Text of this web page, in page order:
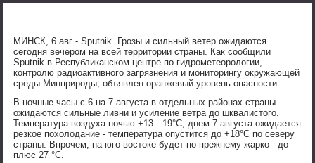
МИНСК, 6 авг - Sputnik. Грозы и сильный ветер ожидаются
сегодня вечером на всей территории страны. Как сообщили
Sputnik в Республиканском центре по гидрометеорологии,
контролю радиоактивного загрязнения и мониторингу окружающей
среды Минприроды, объявлен оранжевый уровень опасности.
В ночные часы с 6 на 7 августа в отдельных районах страны
ожидаются сильные ливни и усиление ветра до шквалистого.
Температура воздуха ночью +13…19°C, днем 7 августа ожидается
резкое похолодание - температура опустится до +18°C по северу
страны. Впрочем, на юго-востоке будет по-прежнему жарко - до
плюс 27 °C.